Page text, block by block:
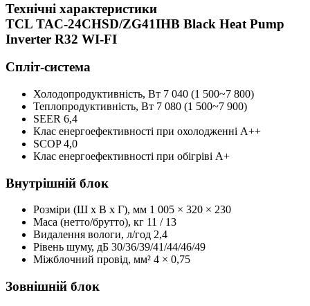
Технічні характеристики
TCL TAC-24CHSD/ZG41IHB Black Heat Pump
Inverter R32 WI-FI
Спліт-система
Холодопродуктивність, Bт 7 040 (1 500~7 800)
Теплопродуктивність, Bт 7 080 (1 500~7 900)
SEER 6,4
Клас енергоефективності при охолодженні А++
SCOP4,0
Клас енергоефективності при обігріві А+
Внутрішній блок
Розміри (Ш x В x Г), мм 1 005 × 320 × 230
Маса (нетто/брутто), кг 11 / 13
Видалення вологи, л/год 2,4
Рівень шуму, дБ 30/36/39/41/44/46/49
Міжблочний провід, мм² 4 × 0,75
Зовнішній блок